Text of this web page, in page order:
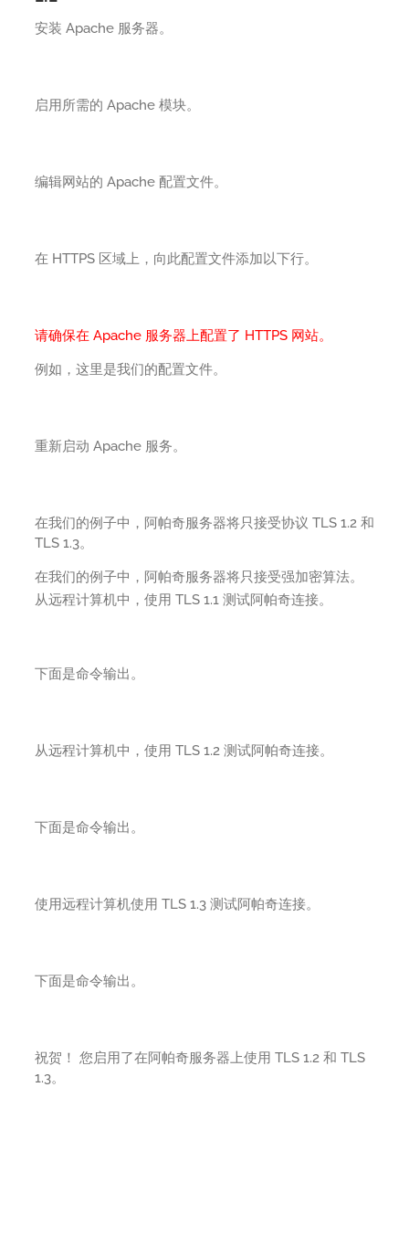
安装 Apache 服务器。
启用所需的 Apache 模块。
编辑网站的 Apache 配置文件。
在 HTTPS 区域上，向此配置文件添加以下行。
请确保在 Apache 服务器上配置了 HTTPS 网站。
例如，这里是我们的配置文件。
重新启动 Apache 服务。
在我们的例子中，阿帕奇服务器将只接受协议 TLS 1.2 和
TLS 1.3。
在我们的例子中，阿帕奇服务器将只接受强加密算法。
从远程计算机中，使用 TLS 1.1 测试阿帕奇连接。
下面是命令输出。
从远程计算机中，使用 TLS 1.2 测试阿帕奇连接。
下面是命令输出。
使用远程计算机使用 TLS 1.3 测试阿帕奇连接。
下面是命令输出。
祝贺！ 您启用了在阿帕奇服务器上使用 TLS 1.2 和 TLS
1.3。